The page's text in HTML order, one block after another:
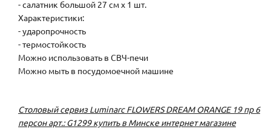
- салатник большой 27 см х 1 шт.
Характеристики:
- ударопрочность
- термостойкость
Можно использовать в СВЧ-печи
Можно мыть в посудомоечной машине
Столовый сервиз Luminarc FLOWERS DREAM ORANGE 19 пр 6
персон арт.: G1299 купить в Минске интернет магазине